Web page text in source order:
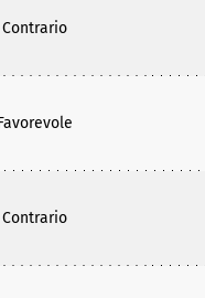
Contrario
Contrario